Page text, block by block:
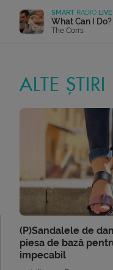
SMART RADIO LIVE
What Can I Do?
The Corrs
ALTE ȘTIRI
(P)Sandalele de
piesa de bază
impecabil